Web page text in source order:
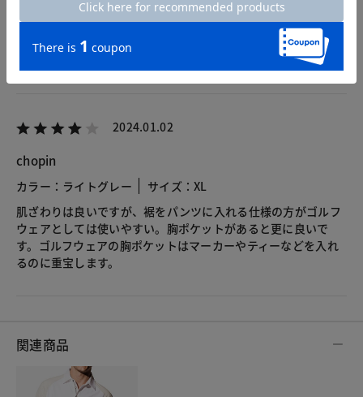
身長166cm 体型普通
身体にフィットする感じですが伸びます春まではOK
2024.01.02
chopin
カラー：ライトグレー
サイズ：XL
肌ざわりは良いですが、裾をパンツに入れる仕様の方がゴルフ
ウェアとしては使いやすい。胸ポケットがあると更に良いで
す。ゴルフウェアの胸ポケットはマーカーやティーなどを入れ
るのに重宝します。
関連商品